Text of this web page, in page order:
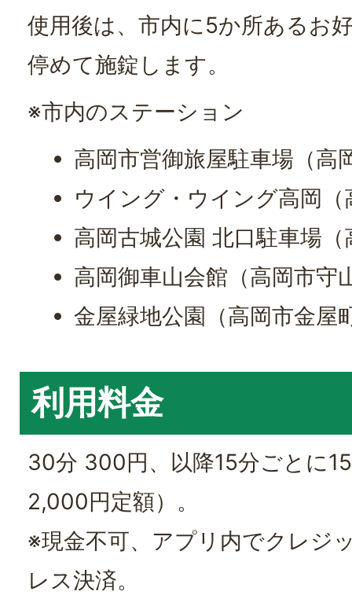
使用後は、市内に5か所あるお
停めて施錠します。
※市内のステーション
高岡市営御旅屋駐車場（高
ウイング・ウイング高岡
高岡古城公園 北口駐車場（
高岡御車山会館（高岡市守
金屋緑地公園（高岡市金屋
利用料金
30分 300円、以降15分ごとに
2,000円定額）。
※現金不可、アプリ内でクレジ
レス決済。